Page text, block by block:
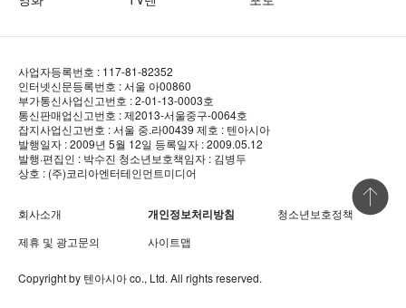
사업자등록번호 : 117-81-82352
인터넷신문등록번호 : 서울 아00860
부가통신사업신고번호 : 2-01-13-0003호
통신판매업신고번호 : 제2013-서울중구-0064호
잡지사업신고번호 : 서울 중.라00439 제호 : 텐아시아
발행일자 : 2009년 5월 12일 등록일자 : 2009.05.12
발행·편집인 : 박수진 청소년보호책임자 : 김병두
상호 : (주)코리아엔터테인먼트미디어
회사소개 개인정보처리방침
청소년보호정책
제휴 및 광고문의
사이트맵
Copyright by 텐아시아co., Ltd. All rights reserved.
상단 바로